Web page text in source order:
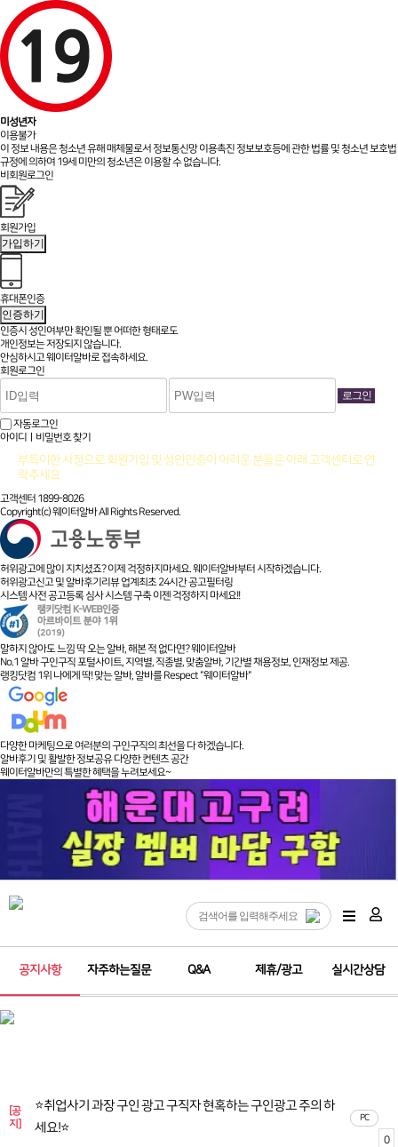
미성년자
이용불가
이 정보 내용은 청소년 유해 매체물로서 정보통신망 이용촉진 정보보호등에 관한 법률 및 청소년 보호법
규정에 의하여 19세 미만의 청소년은 이용할 수 없습니다.
비회원로그인
회원가입
가입하기
휴대폰인증
인증하기
인증시 성인여부만 확인될 뿐어떠한 형태로도
개인정보는 저장되지 않습니다.
안심하시고 웨이터알바로 접속하세요.
회원로그인
자동로그인
아이디ㅣ비밀번호 찾기
부득이한 사정으로 회원가입 및 성인인증이 어려운 분들은 아래 고객센터로 연
락주세요
고객센터 1899-8026
Copyright(c) 웨이터알바 All Rights Reserved.
허위광고에 많이 지치셨죠? 이제 걱정하지마세요. 웨이터알바부터 시작하겠습니다.
허위광고신고 및 알바후기리뷰 업계최초 24시간 공고필터링
시스템 사전 공고등록 심사 시스템 구축 이젠 걱정하지 마세요!!
말하지 않아도 느낌 딱 오는 알바, 해본 적 없다면? 웨이터알바
No.1 알바 구인구직 포털사이트, 지역별, 직종별, 맞춤알바, 기간별 채용정보, 인재정보 제공.
랭킹닷컴 1위 나에게 딱! 맞는 알바, 알바를 Respect "웨이터알바"
다양한 마케팅으로 여러분의 구인구직의 최선을 다 하겠습니다.
알바후기 및 활발한 정보공유 다양한 컨텐츠 공간
웨이터알바만의 특별한 혜택을 누려보세요~
공지사항 자주하는질문 Q&A 제휴/광고 실시간상담
[공
지]
⭐취업사기 과장 구인 광고 구직자 현혹하는 구인광고 주의 하
세요!⭐
PC
0